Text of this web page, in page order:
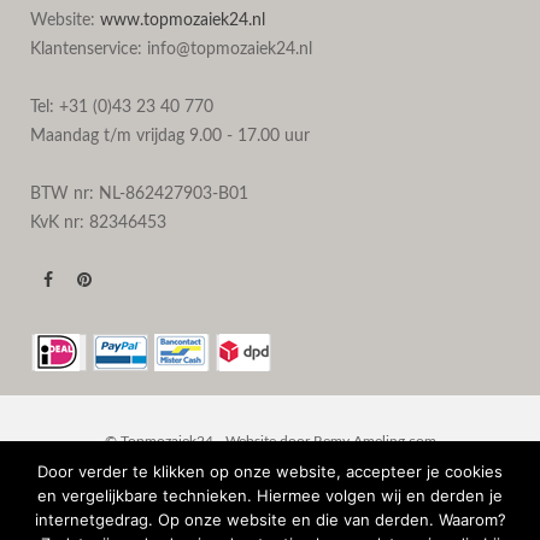
Website: www.topmozaiek24.nl
Klantenservice: info@topmozaiek24.nl
Tel: +31 (0)43 23 40 770
Maandag t/m vrijdag 9.00 - 17.00 uur
BTW nr: NL-862427903-B01
KvK nr: 82346453
© Topmozaiek24 - Website doorRemy Ameling.com
Door verder te klikken op onze website, accepteer je cookies
en vergelijkbare technieken. Hiermee volgen wij en derden je
internetgedrag. Op onze website en die van derden. Waarom?